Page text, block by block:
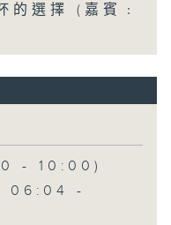
的選擇 (嘉賓﹕
- 10:00)
06:04 -